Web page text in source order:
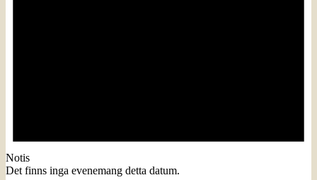
Notis
Det finns inga evenemang detta datum.